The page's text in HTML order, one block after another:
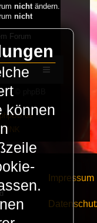
nichtändern.
nicht
Forum
© phpBB
Impressum
können